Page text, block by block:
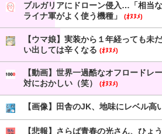
ブルガリアにドローン侵入…「相当
ライナ軍がよく使う機種」
(ｵﾇﾇﾒ)
【ウマ娘】実装から１年経っても未
い出しては辛くなる (ｵﾇﾇﾒ)
【動画】世界一過酷なオフロードレ
対におかしい（笑）
(ｵﾇﾇﾒ)
【画像】田舎のJK、地味にレベル高
【悲報】さらば青春の光さん、ひょ